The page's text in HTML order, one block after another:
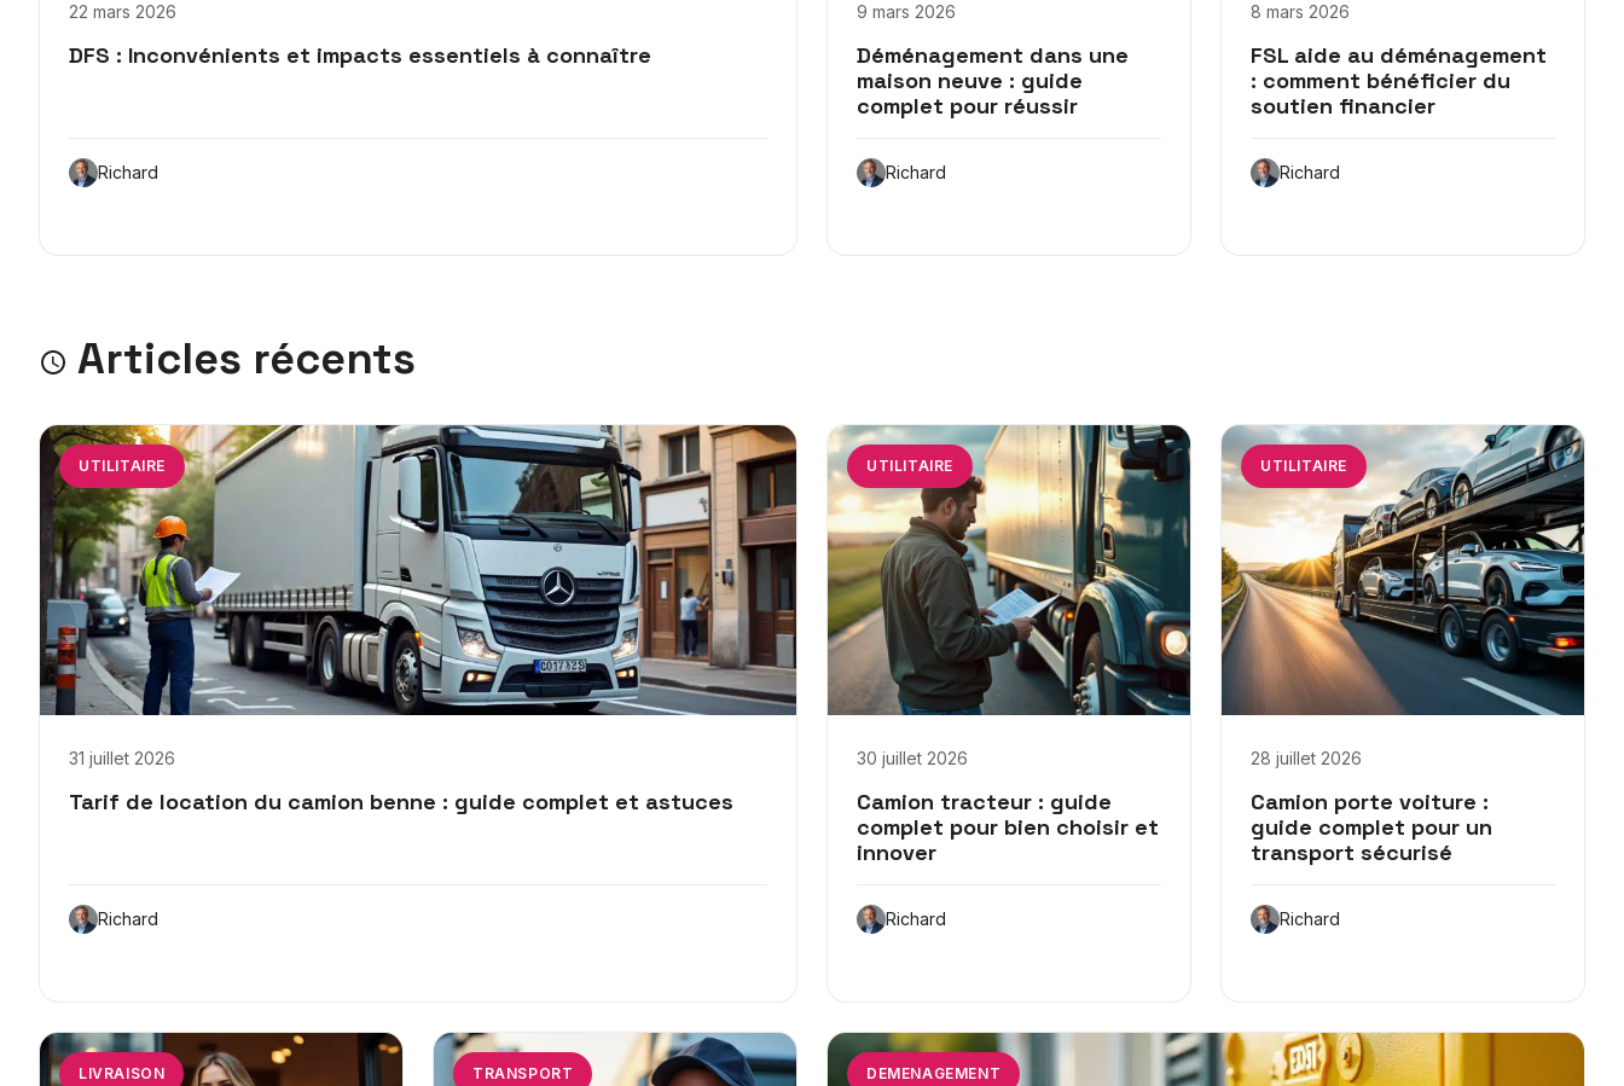
22 mars 2026
DFS : Inconvénients et impacts essentiels à connaître
Richard
9 mars 2026
Déménagement dans une
maison neuve : guide
complet pour réussir
Richard
8 mars 2026
FSL aide au déménagement
: comment bénéficier du
soutien financier
Richard
Articles récents
UTILITAIRE
31 juillet 2026
Tarif de location du camion benne : guide complet et astuces
Richard
UTILITAIRE
30 juillet 2026
Camion tracteur : guide
complet pour bien choisir et
innover
Richard
UTILITAIRE
28 juillet 2026
Camion porte voiture :
guide complet pour un
transport sécurisé
Richard
LIVRAISON TRANSPORT DEMENAGEMENT